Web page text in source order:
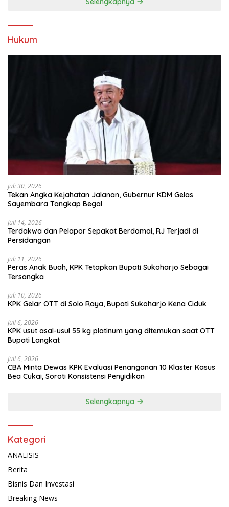
Hukum
Juli 30, 2026
Tekan Angka Kejahatan Jalanan, Gubernur KDM Gelas
Sayembara Tangkap Begal
Juli 14, 2026
Terdakwa dan Pelapor Sepakat Berdamai, RJ Terjadi di
Persidangan
Juli 11, 2026
Peras Anak Buah, KPK Tetapkan Bupati Sukoharjo Sebagai
Tersangka
Juli 10, 2026
KPK Gelar OTT di Solo Raya, Bupati Sukoharjo Kena Ciduk
Juli 6, 2026
KPK usut asal-usul 55 kg platinum yang ditemukan saat OTT
Bupati Langkat
Juli 6, 2026
CBA Minta Dewas KPK Evaluasi Penanganan 10 Klaster Kasus
Bea Cukai, Soroti Konsistensi Penyidikan
Selengkapnya
Kategori
ANALISIS
Berita
Bisnis Dan Investasi
Breaking News